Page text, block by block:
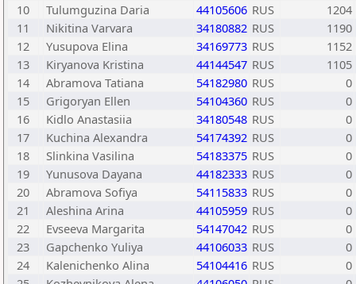
10
Tulumguzina Daria 44105606 RUS
1204
11
Nikitina Varvara 34180882 RUS
1190
12
Yusupova Elina 34169773 RUS
1152
13
Kiryanova Kristina 44144547 RUS
1105
14
Abramova Tatiana 54182980 RUS
0
15
Grigoryan Ellen 54104360 RUS
0
16
Kidlo Anastasiia 34180548 RUS
0
17
Kuchina Alexandra 54174392 RUS
0
18
Slinkina Vasilina 54183375 RUS
0
19
Yunusova Dayana 44182333 RUS
0
20
Abramova Sofiya 54115833 RUS
0
21
Aleshina Arina 44105959 RUS
0
22
Evseeva Margarita 54147042 RUS
0
23
Gapchenko Yuliya 44106033 RUS
0
24
Kalenichenko Alina 54104416 RUS
0